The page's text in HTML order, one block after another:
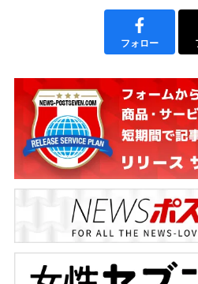
フォロー